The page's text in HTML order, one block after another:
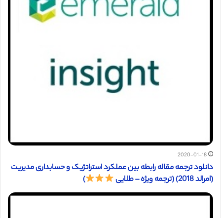
2020-01-18
دانلود ترجمه مقاله رابطه بین عملکرد استراتژیک و حسابداری مدیریت
(امرالد 2018) (ترجمه ویژه – طلایی
)